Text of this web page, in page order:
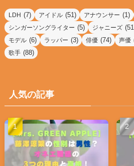
LDH (7) アイドル (51) アナウンサー (1)
シンガーソングライター (5) ジャニーズ
モデル (6) ラッパー (3) 俳優 (74) 声優
歌手 (88)
人気の記事